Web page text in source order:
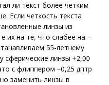
ли текст более четким
Если четкость текста
линзы из
их на те, что слабее на –
55-летнему
сферические линзы +2,00
с флиппером –0,25 дптр
заменить линзы в